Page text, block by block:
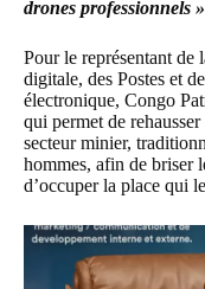
drones professionnels »
Pour le représentant de
digitale, des Postes et
électronique, Congo
qui permet de
secteur minier,
hommes, afin de briser
d’occuper la place qui